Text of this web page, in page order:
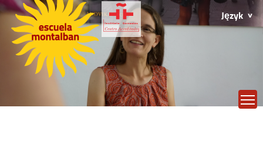
Język